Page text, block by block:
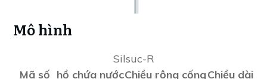
Mô hình
Silsuc-R
Mã số hồ chứa nướcChiều rộng cốngChiều dài